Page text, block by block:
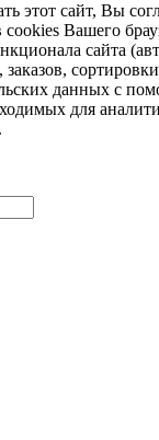
этот сайт, Вы
Вашего
сайта
данных с
для